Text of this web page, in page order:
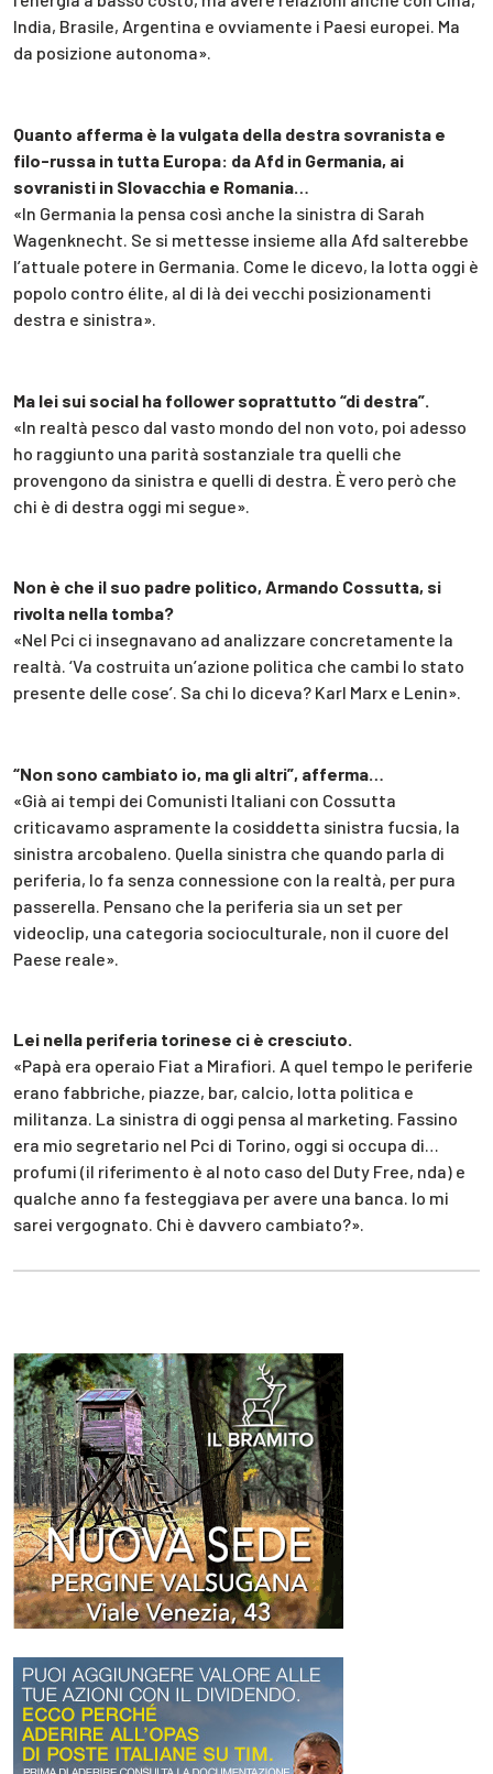
India, Brasile, Argentina e ovviamente i Paesi europei. Ma
da posizione autonoma».
Quanto afferma è la vulgata della destra sovranista e
filo-russa in tutta Europa: da Afd in Germania, ai
sovranisti in Slovacchia e Romania…
«In Germania la pensa così anche la sinistra di Sarah
Wagenknecht. Se si mettesse insieme alla Afd salterebbe
l’attuale potere in Germania. Come le dicevo, la lotta oggi è
popolo contro élite, al di là dei vecchi posizionamenti
destra e sinistra».
Ma lei sui social ha follower soprattutto “di destra”.
«In realtà pesco dal vasto mondo del non voto, poi adesso
ho raggiunto una parità sostanziale tra quelli che
provengono da sinistra e quelli di destra. È vero però che
chi è di destra oggi mi segue».
Non è che il suo padre politico, Armando Cossutta, si
rivolta nella tomba?
«Nel Pci ci insegnavano ad analizzare concretamente la
realtà. ‘Va costruita un’azione politica che cambi lo stato
presente delle cose’. Sa chi lo diceva? Karl Marx e Lenin».
“Non sono cambiato io, ma gli altri”, afferma…
«Già ai tempi dei Comunisti Italiani con Cossutta
criticavamo aspramente la cosiddetta sinistra fucsia, la
sinistra arcobaleno. Quella sinistra che quando parla di
periferia, lo fa senza connessione con la realtà, per pura
passerella. Pensano che la periferia sia un set per
videoclip, una categoria socioculturale, non il cuore del
Paese reale».
Lei nella periferia torinese ci è cresciuto.
«Papà era operaio Fiat a Mirafiori. A quel tempo le periferie
erano fabbriche, piazze, bar, calcio, lotta politica e
militanza. La sinistra di oggi pensa al marketing. Fassino
era mio segretario nel Pci di Torino, oggi si occupa di…
profumi (il riferimento è al noto caso del Duty Free, nda) e
qualche anno fa festeggiava per avere una banca. Io mi
sarei vergognato. Chi è davvero cambiato?».